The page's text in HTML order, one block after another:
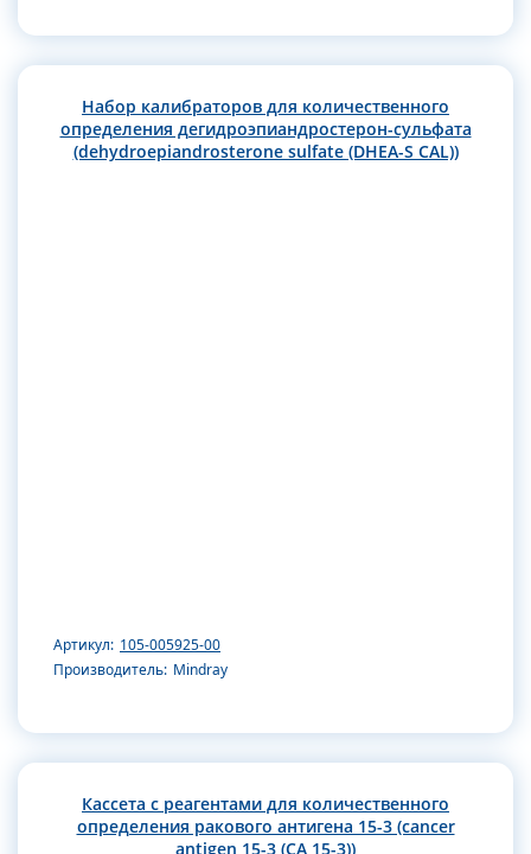
Набор калибраторов для количественного
определения дегидроэпиандростерон-сульфата
(dehydroepiandrosterone sulfate (DHEA-S CAL))
Артикул: 105-005925-00
Производитель: Mindray
Кассета с реагентами для количественного
определения ракового антигена 15-3 (cancer
antigen 15-3 (CA 15-3))